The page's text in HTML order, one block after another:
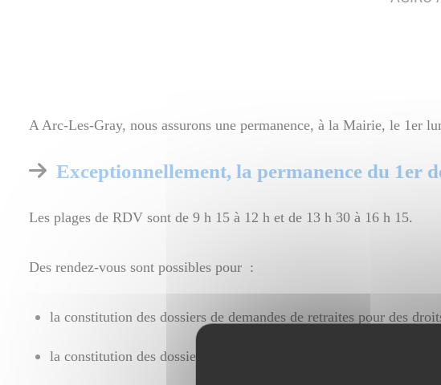
A Arc-Les-Gray, nous assurons une permanence, à la Mairie, le 1er
Exceptionnellement, la permanence du 1er
Les plages de RDV sont de 9 h 15 à 12 h et de 13 h 30 à 16 h 15.
Des rendez-vous sont possibles pour :
la constitution des dossiers de demandes de retraites pour des
la constitution des dossiers de réversions